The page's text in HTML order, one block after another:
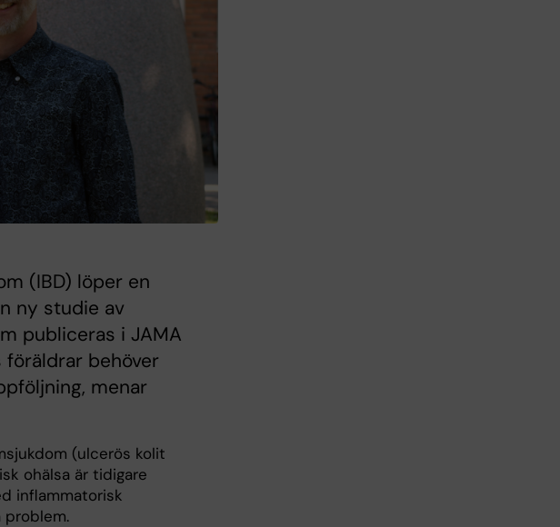
(IBD) löper en
ny studie av
publiceras i JAMA
behöver
menar
(ulcerös kolit
ohälsa är tidigare
inflammatorisk
problem.